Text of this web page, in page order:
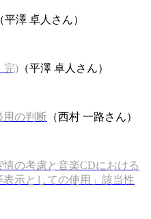
（平澤 卓人さん）
完) （平澤 卓人さん）
用の判断 （西村 一路さん）
の考慮と音楽CDにおける
示としての使用」該当性